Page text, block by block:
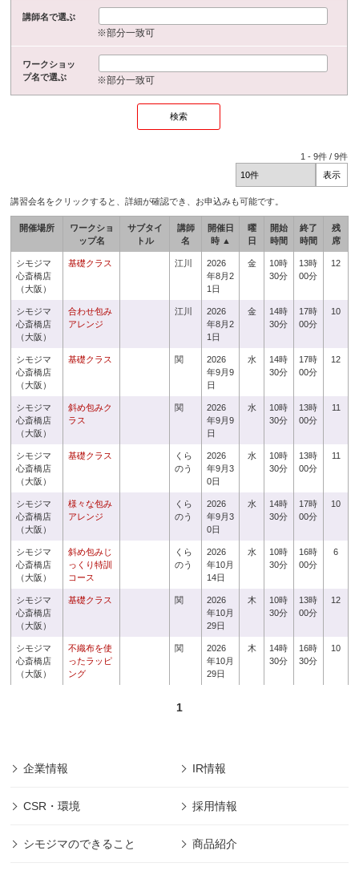
講師名で選ぶ
※部分一致可
ワークショッ
プ名で選ぶ
※部分一致可
1 -9件 /9件
講習会名をクリックすると、詳細が確認でき、お申込みも可能です。
開催場所
ワークショ
ップ名
サブタイ
トル
講師
名
開催日
時 ▲
曜
日
開始
時間
終了
時間
残
席
シモジマ
心斎橋店
（大阪）
基礎クラス 江川
2026
年8月2
1日
金
10時
30分
13時
00分
12
シモジマ
心斎橋店
（大阪）
合わせ包み
アレンジ
江川
2026
年8月2
1日
金
14時
30分
17時
00分
10
シモジマ
心斎橋店
（大阪）
基礎クラス 関
2026
年9月9
日
水
14時
30分
17時
00分
12
シモジマ
心斎橋店
（大阪）
斜め包みク
ラス
関
2026
年9月9
日
水
10時
30分
13時
00分
11
シモジマ
心斎橋店
（大阪）
基礎クラス
くら
のう
2026
年9月3
0日
水
10時
30分
13時
00分
11
シモジマ
心斎橋店
（大阪）
様々な包み
アレンジ
くら
のう
2026
年9月3
0日
水
14時
30分
17時
00分
10
シモジマ
心斎橋店
（大阪）
斜め包みじ
っくり特訓
コース
くら
のう
2026
年10月
14日
水
10時
30分
16時
00分
6
シモジマ
心斎橋店
（大阪）
基礎クラス 関
2026
年10月
29日
木
10時
30分
13時
00分
12
シモジマ
心斎橋店
（大阪）
不織布を使
ったラッピ
ング
関
2026
年10月
29日
木
14時
30分
16時
30分
10
1
企業情報 IR情報
CSR・環境 採用情報
シモジマのできること 商品紹介